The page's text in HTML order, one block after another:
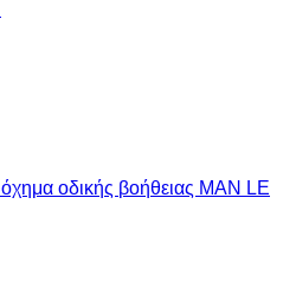
όχημα οδικής βοήθειας MAN LE